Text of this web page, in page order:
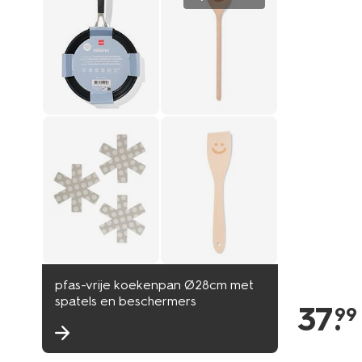
pfas-vrije koekenpan Ø28cm met
spatels en beschermers
37.
99